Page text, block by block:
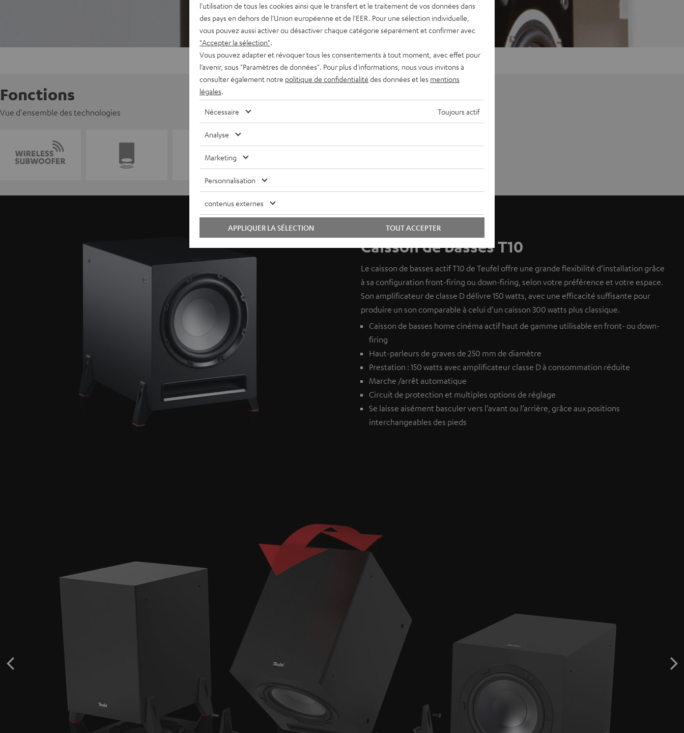
Fonctions
Vue d'ensemble des technologies
Caisson de basses T10
Le caisson de basses actif T10 de Teufel offre une grande flexibilité d’installation grâce
à sa configuration front-firing ou down-firing, selon votre préférence et votre espace.
Son amplificateur de classe D délivre 150 watts, avec une efficacité suffisante pour
produire un son comparable à celui d’un caisson 300 watts plus classique.
Caisson de basses home cinéma actif haut de gamme utilisable en front- ou down-
firing
Haut-parleurs de graves de 250 mm de diamètre
Prestation : 150 watts avec amplificateur classe D à consommation réduite
Marche /arrêt automatique
Circuit de protection et multiples options de réglage
Se laisse aisément basculer vers l’avant ou l’arrière, grâce aux positions
interchangeables des pieds
l'utilisation de tous les cookies ainsi que le transfert et le traitement de vos données dans
des pays en dehors de l'Union européenne et de l'EER. Pour une sélection individuelle,
vous pouvez aussi activer ou désactiver chaque catégorie séparément et confirmer avec
"Accepter la sélection"
Vous pouvez adapter et révoquer tous les consentements à tout moment, avec effet pour
l’avenir, sous "Paramètres de données". Pour plus d'informations, nous vous invitons à
consulter également notre politique de confidentialité des données et les mentions
légales
Nécessaire Toujours actif
Analyse
Marketing
Personnalisation
contenus externes
TOUT ACCEPTER
APPLIQUER LA SÉLECTION